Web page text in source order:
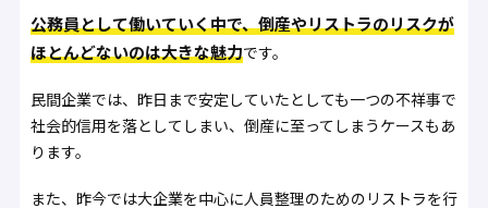
公務員として働いていく中で、倒産やリストラのリスクが
ほとんどないのは大きな魅力です。
民間企業では、昨日まで安定していたとしても一つの不祥事で
社会的信用を落としてしまい、倒産に至ってしまうケースもあ
ります。
また、昨今では大企業を中心に人員整理のためのリストラを行